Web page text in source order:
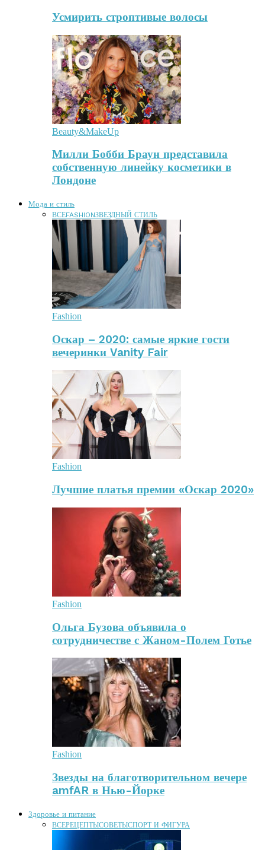
Усмирить строптивые волосы
Beauty&MakeUp
Милли Бобби Браун представила
собственную линейку косметики в
Лондоне
Мода и стиль
ВСЕFASHIONЗВЕЗДНЫЙ СТИЛЬ
Fashion
Оскар – 2020: самые яркие гости
вечеринки Vanity Fair
Fashion
Лучшие платья премии «Оскар 2020»
Fashion
Ольга Бузова объявила о
сотрудничестве с Жаном-Полем Готье
Fashion
Звезды на благотворительном вечере
amfAR в Нью-Йорке
Здоровье и питание
ВСЕРЕЦЕПТЫСОВЕТЫСПОРТ И ФИГУРА